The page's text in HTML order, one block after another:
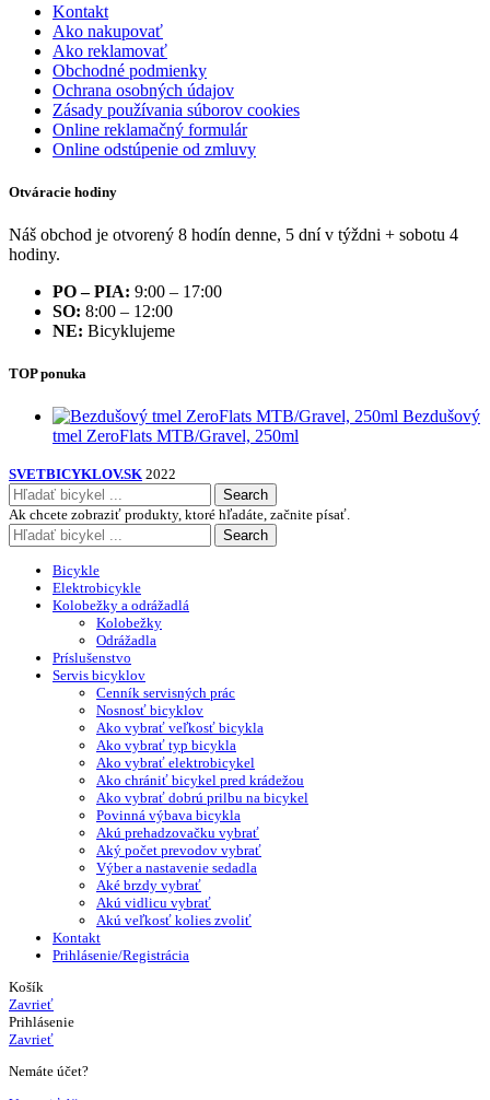
Kontakt
Ako nakupovať
Ako reklamovať
Obchodné podmienky
Ochrana osobných údajov
Zásady používania súborov cookies
Online reklamačný formulár
Online odstúpenie od zmluvy
Otváracie hodiny
Náš obchod je otvorený 8 hodín denne, 5 dní v týždni + sobotu 4
hodiny.
PO – PIA: 9:00 – 17:00
SO: 8:00 – 12:00
NE: Bicyklujeme
TOP ponuka
Bezdušový
tmel ZeroFlats MTB/Gravel, 250ml
SVETBICYKLOV.SK 2022
Search
Ak chcete zobraziť produkty, ktoré hľadáte, začnite písať.
Search
Bicykle
Elektrobicykle
Kolobežky a odrážadlá
Kolobežky
Odrážadla
Príslušenstvo
Servis bicyklov
Cenník servisných prác
Nosnosť bicyklov
Ako vybrať veľkosť bicykla
Ako vybrať typ bicykla
Ako vybrať elektrobicykel
Ako chrániť bicykel pred krádežou
Ako vybrať dobrú prilbu na bicykel
Povinná výbava bicykla
Akú prehadzovačku vybrať
Aký počet prevodov vybrať
Výber a nastavenie sedadla
Aké brzdy vybrať
Akú vidlicu vybrať
Akú veľkosť kolies zvoliť
Kontakt
Prihlásenie/Registrácia
Košík
Zavrieť
Prihlásenie
Zavrieť
Nemáte účet?